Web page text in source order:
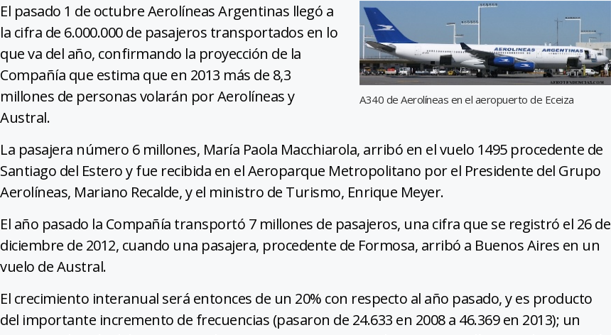
A340 de Aerolíneas en el aeropuerto de Eceiza
El pasado 1 de octubre Aerolíneas Argentinas llegó a
la cifra de 6.000.000 de pasajeros transportados en lo
que va del año, confirmando la proyección de la
Compañía que estima que en 2013 más de 8,3
millones de personas volarán por Aerolíneas y
Austral.
La pasajera número 6 millones, María Paola Macchiarola, arribó en el vuelo 1495 procedente de
Santiago del Estero y fue recibida en el Aeroparque Metropolitano por el Presidente del Grupo
Aerolíneas, Mariano Recalde, y el ministro de Turismo, Enrique Meyer.
El año pasado la Compañía transportó 7 millones de pasajeros, una cifra que se registró el 26 de
diciembre de 2012, cuando una pasajera, procedente de Formosa, arribó a Buenos Aires en un
vuelo de Austral.
El crecimiento interanual será entonces de un 20% con respecto al año pasado, y es producto
del importante incremento de frecuencias (pasaron de 24.633 en 2008 a 46.369 en 2013); un